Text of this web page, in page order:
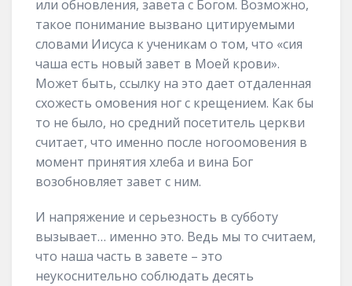
или обновления, завета с Богом. Возможно,
такое понимание вызвано цитируемыми
словами Иисуса к ученикам о том, что «сия
чаша есть новый завет в Моей крови».
Может быть, ссылку на это дает отдаленная
схожесть омовения ног с крещением. Как бы
то не было, но средний посетитель церкви
считает, что именно после ногоомовения в
момент принятия хлеба и вина Бог
возобновляет завет с ним.
И напряжение и серьезность в субботу
вызывает… именно это. Ведь мы то считаем,
что наша часть в завете – это
неукоснительно соблюдать десять